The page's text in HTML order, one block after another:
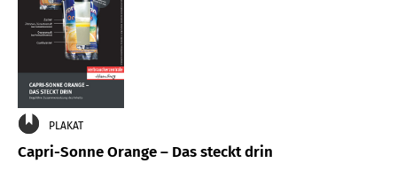
PLAKAT
Capri-Sonne Orange – Das steckt drin